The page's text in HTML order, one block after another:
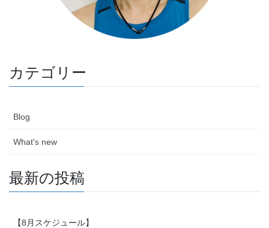
カテゴリー
Blog
What's new
最新の投稿
【8月スケジュール】